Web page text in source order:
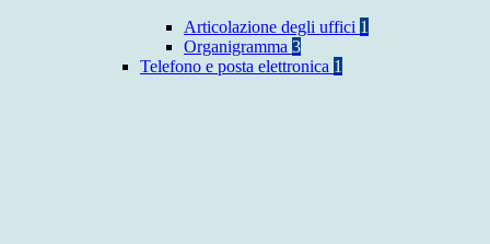
Articolazione degli uffici 1
Organigramma 3
Telefono e posta elettronica 1